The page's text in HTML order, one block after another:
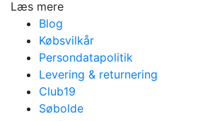
Læs mere
Blog
Købsvilkår
Persondatapolitik
Levering & returnering
Club19
Søbolde